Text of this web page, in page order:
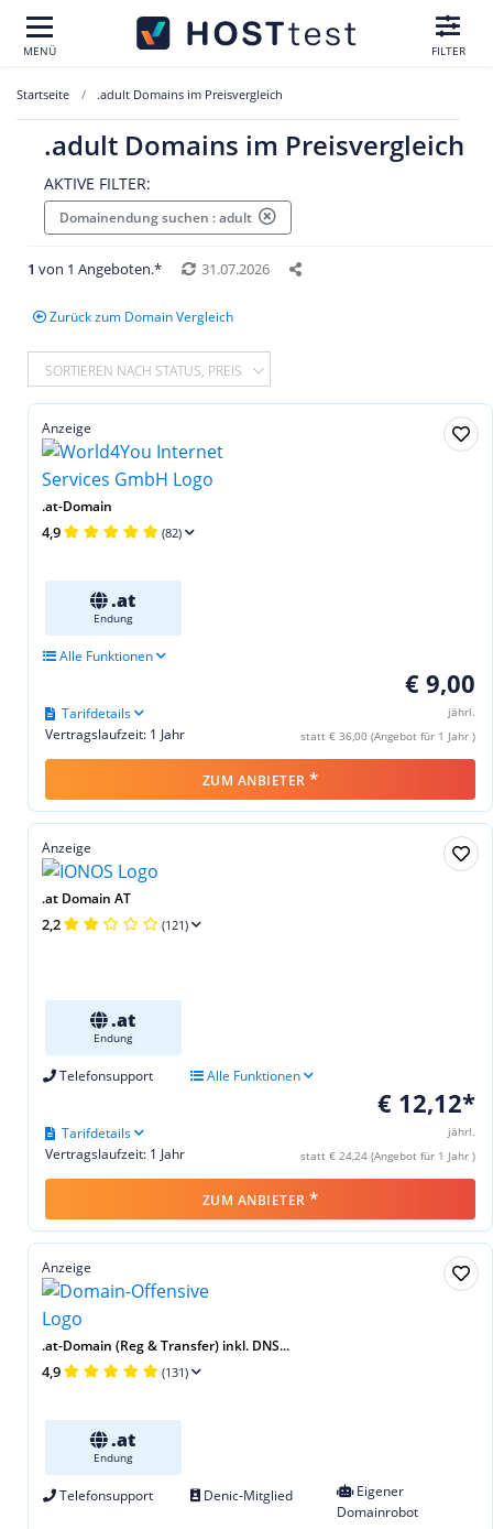
MENÜ FILTER
Startseite .adult Domains im Preisvergleich
.adult Domains im Preisvergleich
AKTIVE FILTER:
Domainendung suchen : adult
1 von 1 Angeboten.* 31.07.2026
Zurück zum Domain Vergleich
SORTIEREN NACH STATUS, PREIS
Anzeige
.at-Domain
4,9 (82)
.at
Endung
Alle Funktionen
€ 9,00
jährl.
statt € 36,00 (Angebot für 1 Jahr )
Vertragslaufzeit: 1 Jahr
Tarifdetails
ZUM ANBIETER *
Anzeige
.at Domain AT
2,2 (121)
.at
Endung
Telefonsupport Alle Funktionen
€ 12,12*
jährl.
statt € 24,24 (Angebot für 1 Jahr )
Vertragslaufzeit: 1 Jahr
Tarifdetails
ZUM ANBIETER *
Anzeige
.at-Domain (Reg & Transfer) inkl. DNS...
4,9 (131)
.at
Endung
Telefonsupport Denic-Mitglied
Eigener
Domainrobot